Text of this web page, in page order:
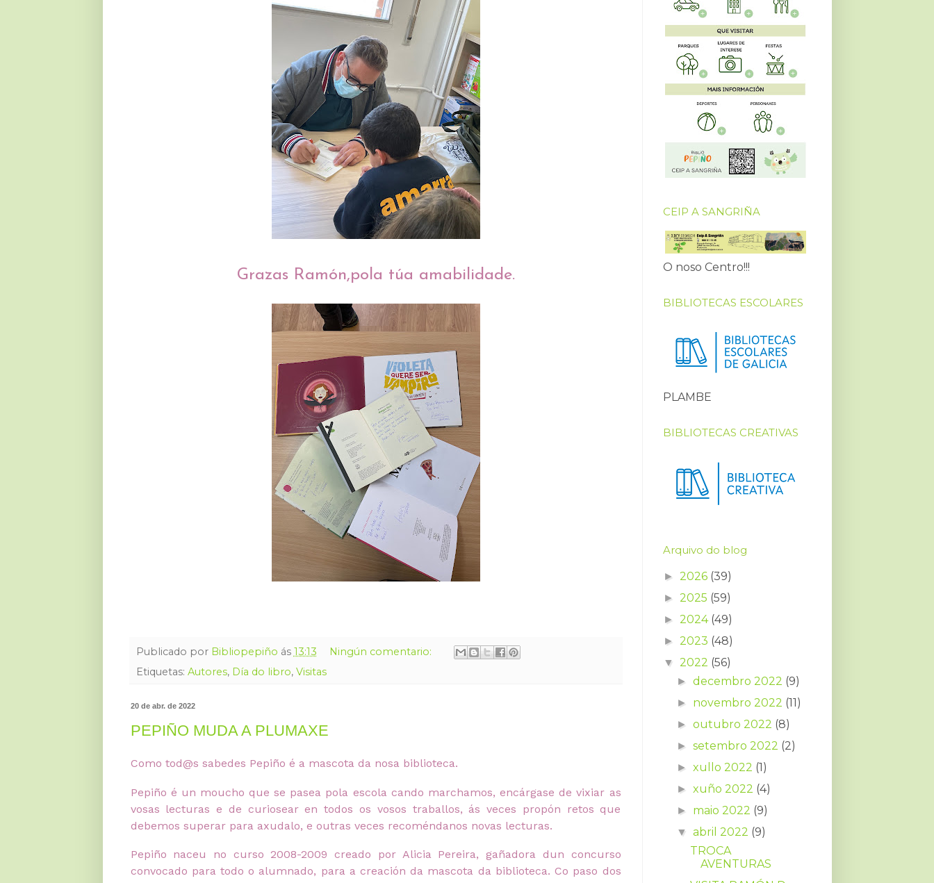
Grazas Ramón,pola túa amabilidade.
Publicado por Bibliopepiño ás 13:13
Ningún comentario:
Etiquetas: Autores, Día do libro, Visitas
20 de abr. de 2022
PEPIÑO MUDA A PLUMAXE
Como tod@s sabedes Pepiño é a mascota da nosa biblioteca.
Pepiño é un moucho que se pasea pola escola cando marchamos, encárgase de vixiar as
vosas lecturas e de curiosear en todos os vosos traballos, ás veces propón retos que
debemos superar para axudalo, e outras veces recoméndanos novas lecturas.
Pepiño naceu no curso 2008-2009 creado por Alicia Pereira, gañadora dun concurso
convocado para todo o alumnado, para a creación da mascota da biblioteca. Co paso dos
CEIP A SANGRIÑA
O noso Centro!!!
BIBLIOTECAS ESCOLARES
PLAMBE
BIBLIOTECAS CREATIVAS
Arquivo do blog
► 2026 (39)
► 2025 (59)
► 2024 (49)
► 2023 (48)
▼ 2022 (56)
► decembro 2022 (9)
► novembro 2022 (11)
► outubro 2022 (8)
► setembro 2022 (2)
► xullo 2022 (1)
► xuño 2022 (4)
► maio 2022 (9)
▼ abril 2022 (9)
TROCA
AVENTURAS